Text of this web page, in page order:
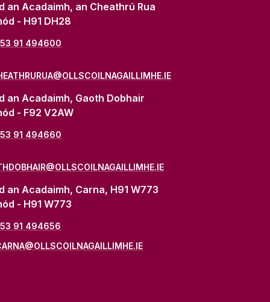
an Acadaimh, an Cheathrú Rua
- H91 DH28
91 494600
an Acadaimh, Gaoth Dobhair
- F92 V2AW
91 494660
an Acadaimh, Carna, H91 W773
- H91 W773
91 494656